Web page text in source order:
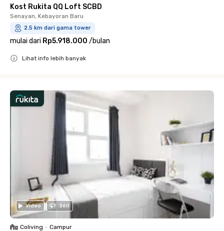
Kost Rukita QQ Loft SCBD
Senayan, Kebayoran Baru
2.5 km dari gama tower
mulai dari Rp5.918.000 /bulan
Lihat info lebih banyak
Video 360
Coliving • Campur